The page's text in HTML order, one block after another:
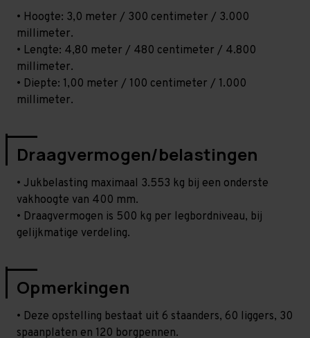
• Hoogte: 3,0 meter / 300 centimeter / 3.000
millimeter.
• Lengte: 4,80 meter / 480 centimeter / 4.800
millimeter.
• Diepte: 1,00 meter / 100 centimeter / 1.000
millimeter.
Draagvermogen/belastingen
• Jukbelasting maximaal 3.553 kg bij een onderste
vakhoogte van 400 mm.
• Draagvermogen is 500 kg per legbordniveau, bij
gelijkmatige verdeling.
Opmerkingen
• Deze opstelling bestaat uit 6 staanders, 60 liggers, 30
spaanplaten en 120 borgpennen.